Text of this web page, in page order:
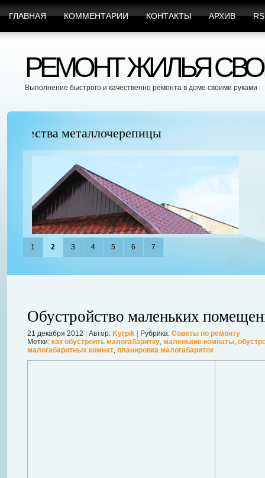
ГЛАВНАЯ КОММЕНТАРИИ КОНТАКТЫ АРХИВ
РЕМОНТ ЖИЛЬЯ
Выполнение быстрого и качественно ремонта в доме своими руками
Марафет Поможет с Любыми Видами
1 2 3 4 5 6 7
Обустройство маленьких
21 декабря 2012 Автор: Kyrpik Рубрика: Советы по ремонту
Метки: как обустроить малогабаритку, маленькие комнаты,
малогабаритных комнат, планировка малогабариток